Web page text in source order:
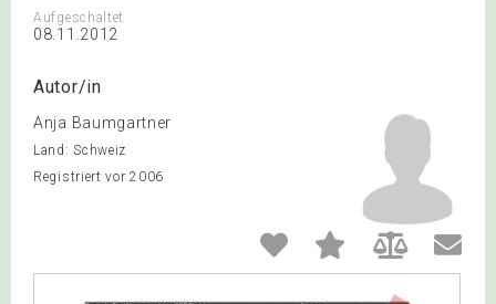
Aufgeschaltet
08.11.2012
Autor/in
Anja Baumgartner
Land: Schweiz
Registriert vor 2006